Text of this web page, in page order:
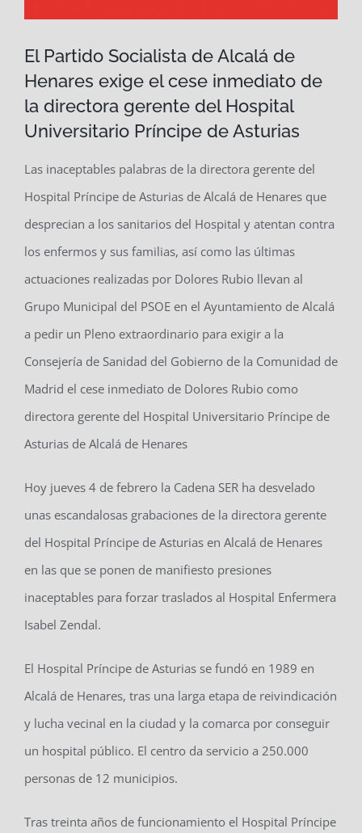
El Partido Socialista de Alcalá de
Henares exige el cese inmediato de
la directora gerente del Hospital
Universitario Príncipe de Asturias
Las inaceptables palabras de la directora gerente del
Hospital Príncipe de Asturias de Alcalá de Henares que
desprecian a los sanitarios del Hospital y atentan contra
los enfermos y sus familias, así como las últimas
actuaciones realizadas por Dolores Rubio llevan al
Grupo Municipal del PSOE en el Ayuntamiento de Alcalá
a pedir un Pleno extraordinario para exigir a la
Consejería de Sanidad del Gobierno de la Comunidad de
Madrid el cese inmediato de Dolores Rubio como
directora gerente del Hospital Universitario Príncipe de
Asturias de Alcalá de Henares
Hoy jueves 4 de febrero la Cadena SER ha desvelado
unas escandalosas grabaciones de la directora gerente
del Hospital Príncipe de Asturias en Alcalá de Henares
en las que se ponen de manifiesto presiones
inaceptables para forzar traslados al Hospital Enfermera
Isabel Zendal.
El Hospital Príncipe de Asturias se fundó en 1989 en
Alcalá de Henares, tras una larga etapa de reivindicación
y lucha vecinal en la ciudad y la comarca por conseguir
un hospital público. El centro da servicio a 250.000
personas de 12 municipios.
Tras treinta años de funcionamiento el Hospital Príncipe